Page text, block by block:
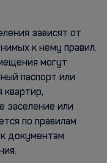
зависят от
к нему правил.
могут
паспорт или
квартир,
заселение или
по правилам
документам